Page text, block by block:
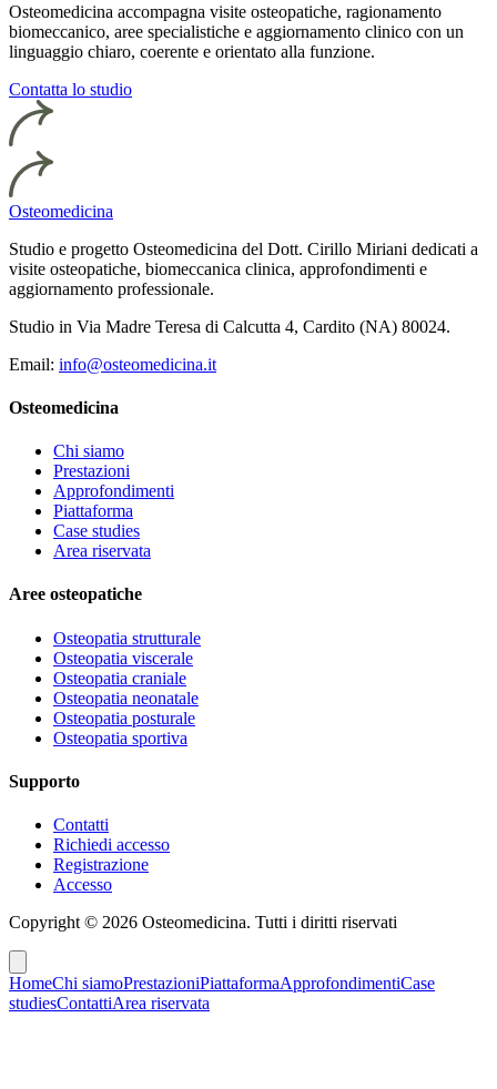
Osteomedicina accompagna visite osteopatiche, ragionamento
biomeccanico, aree specialistiche e aggiornamento clinico con un
linguaggio chiaro, coerente e orientato alla funzione.
Contatta lo studio
Osteomedicina
Studio e progetto Osteomedicina del Dott. Cirillo Miriani dedicati a
visite osteopatiche, biomeccanica clinica, approfondimenti e
aggiornamento professionale.
Studio in Via Madre Teresa di Calcutta 4, Cardito (NA) 80024.
Email: info@osteomedicina.it
Osteomedicina
Chi siamo
Prestazioni
Approfondimenti
Piattaforma
Case studies
Area riservata
Aree osteopatiche
Osteopatia strutturale
Osteopatia viscerale
Osteopatia craniale
Osteopatia neonatale
Osteopatia posturale
Osteopatia sportiva
Supporto
Contatti
Richiedi accesso
Registrazione
Accesso
Copyright © 2026 Osteomedicina. Tutti i diritti riservati
HomeChi siamoPrestazioniPiattaformaApprofondimentiCase
studiesContattiArea riservata